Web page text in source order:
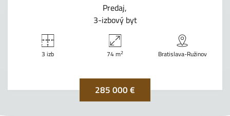
Predaj
3-izbový byt
3 izb 74 m2 Bratislava-Ružinov
285 000 €